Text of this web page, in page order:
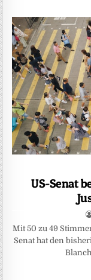
US-Senat
Mit 50 zu 49
Senat hat den